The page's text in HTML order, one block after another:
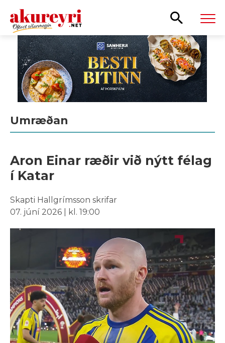
Leita
Umræðan
Aron Einar ræðir við nýtt félag
í Katar
Skapti Hallgrímsson skrifar
07. júní 2026 | kl. 19:00